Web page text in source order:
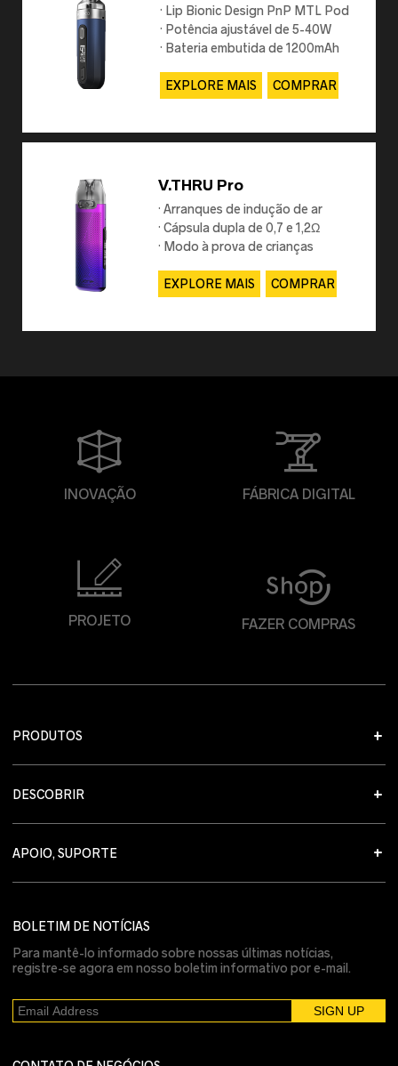
· Lip Bionic Design PnP MTL Pod
· Potência ajustável de 5-40W
· Bateria embutida de 1200mAh
EXPLORE MAIS COMPRAR
V.THRU Pro
· Arranques de indução de ar
· Cápsula dupla de 0,7 e 1,2Ω
· Modo à prova de crianças
EXPLORE MAIS
COMPRAR
INOVAÇÃO FÁBRICA DIGITAL
PROJETO FAZER COMPRAS
PRODUTOS
DESCOBRIR
APOIO, SUPORTE
BOLETIM DE NOTÍCIAS
Para mantê-lo informado sobre nossas últimas notícias,
registre-se agora em nosso boletim informativo por e-mail.